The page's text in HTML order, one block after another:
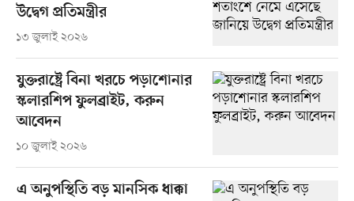
উদ্বেগ প্রতিমন্ত্রীর
১৩ জুলাই ২০২৬
যুক্তরাষ্ট্রে বিনা খরচে পড়াশোনার
স্কলারশিপ ফুলব্রাইট, করুন
আবেদন
১০ জুলাই ২০২৬
এ অনুপস্থিতি বড় মানসিক ধাক্কা